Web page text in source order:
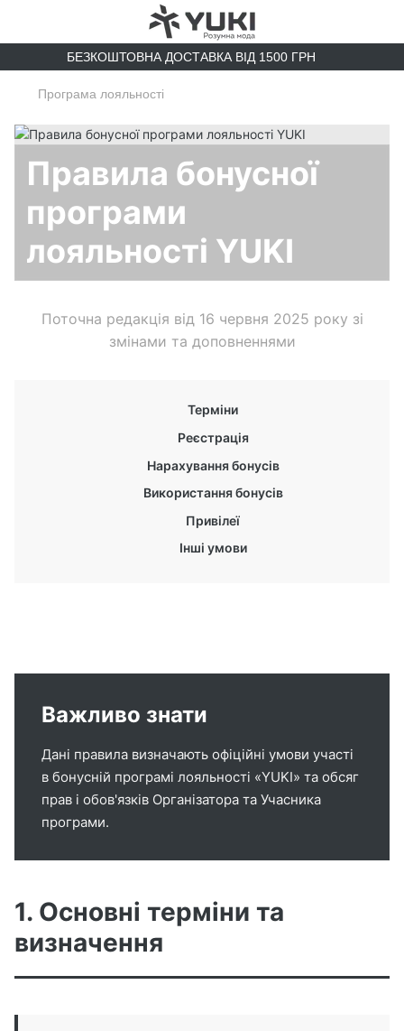
БЕЗКОШТОВНА ДОСТАВКА ВІД 1500 ГРН
Програма лояльності
Правила бонусної
програми
лояльності YUKI
Поточна редакція від 16 червня 2025 року зі
змінами та доповненнями
Терміни
Реєстрація
Нарахування бонусів
Використання бонусів
Привілеї
Інші умови
Важливо знати
Дані правила визначають офіційні умови участі
в бонусній програмі лояльності «YUKI» та обсяг
прав і обов'язків Організатора та Учасника
програми.
1. Основні терміни та
визначення